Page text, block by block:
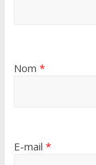
Nom *
E-mail *